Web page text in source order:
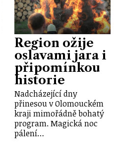
Region ožije
oslavami jara i
připomínkou
historie
Nadcházející dny
přinesou v Olomouckém
kraji mimořádně bohatý
program. Magická noc
pálení…